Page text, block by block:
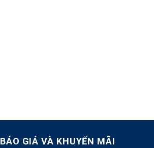
BÁO GIÁ VÀ KHUYẾN MÃI